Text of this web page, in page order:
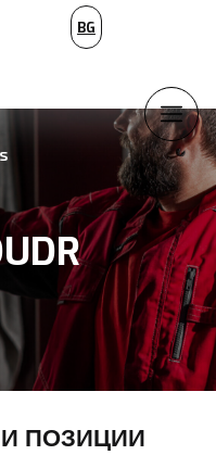
BG
ПОЗИЦИИ